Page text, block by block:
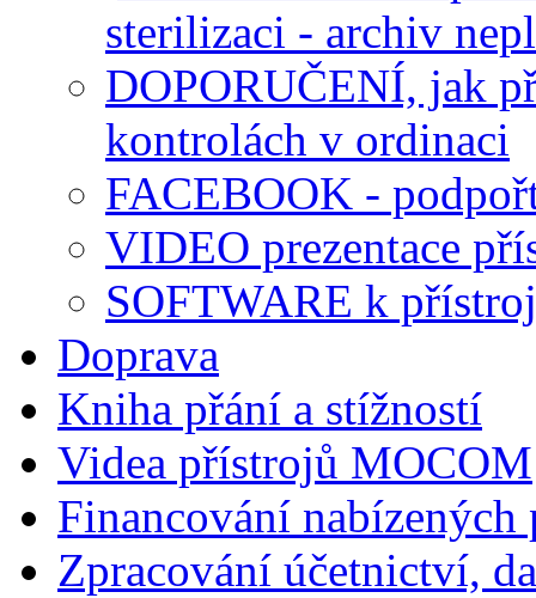
sterilizaci - archiv
DOPORUČENÍ, jak
kontrolách v ordinaci
FACEBOOK -
VIDEO prezentace
SOFTWARE k
Doprava
Kniha přání a stížností
Videa přístrojů MOCOM
Financování
Zpracování účetnictví,